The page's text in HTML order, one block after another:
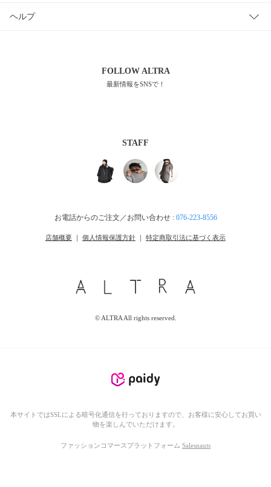
ヘルプ
FOLLOWALTRA
最新情報をSNSで！
STAFF
お電話からのご注文／お問い合わせ : 076-223-8556
店舗概要 個人情報保護方針 特定商取引法に基づく表示
© ALTRA All rights reserved.
本サイトではSSLによる暗号化通信を行っておりますので、お客様に安心してお買い
物を楽しんでいただけます。
ファッションコマースプラットフォーム Salesnauts